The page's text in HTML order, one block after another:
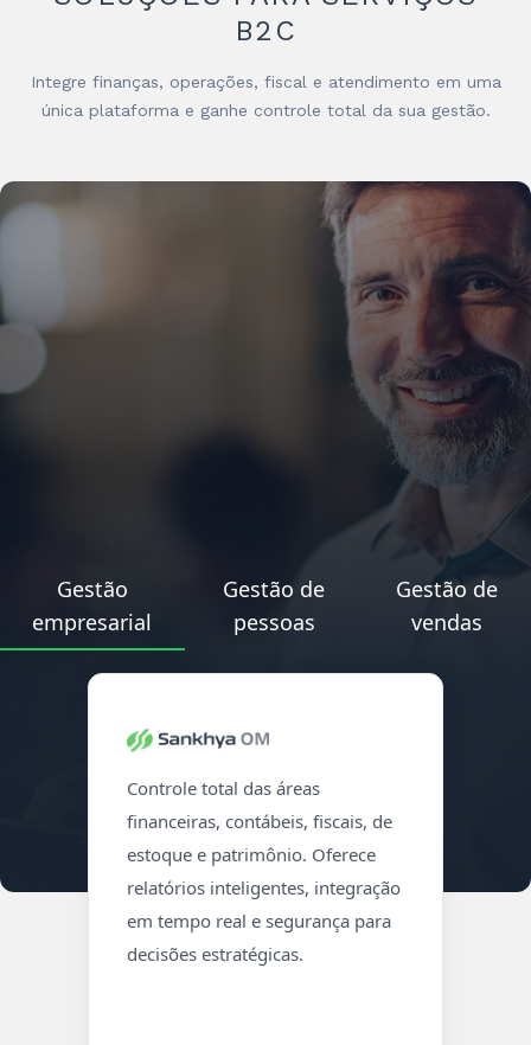
B2C
Integre finanças, operações, fiscal e atendimento em uma
única plataforma e ganhe controle total da sua gestão.
Gestão
empresarial
Gestão de
pessoas
Gestão de
vendas
Controle total das áreas
financeiras, contábeis, fiscais, de
estoque e patrimônio. Oferece
relatórios inteligentes, integração
em tempo real e segurança para
decisões estratégicas.